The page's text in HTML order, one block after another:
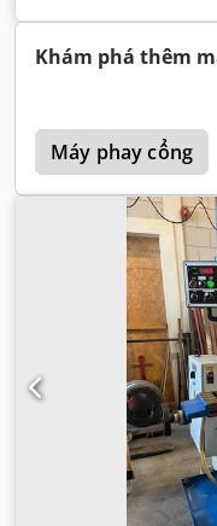
Khám phá thêm
Máy phay cổng